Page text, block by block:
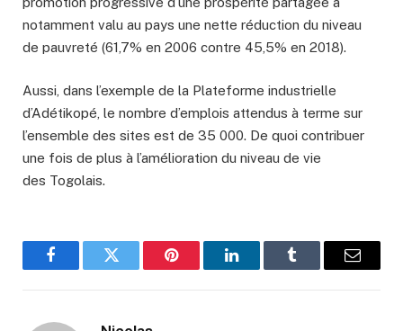
notamment valu au pays une nette réduction du niveau
de pauvreté (61,7% en 2006 contre 45,5% en 2018).
Aussi, dans l’exemple de la Plateforme industrielle
d’Adétikopé, le nombre d’emplois attendus à terme sur
l’ensemble des sites est de 35 000. De quoi contribuer
une fois de plus à l’amélioration du niveau de vie
des Togolais.
FacebookTwitter Pinterest LinkedInTumblr Email